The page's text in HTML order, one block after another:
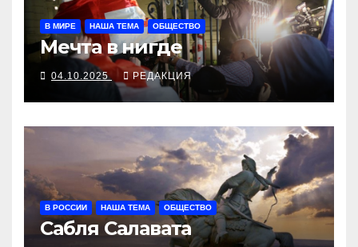
В МИРЕ НАША ТЕМА ОБЩЕСТВО
Мечта в нигде
04.10.2025 РЕДАКЦИЯ
В РОССИИ НАША ТЕМА ОБЩЕСТВО
Сабля Салавата